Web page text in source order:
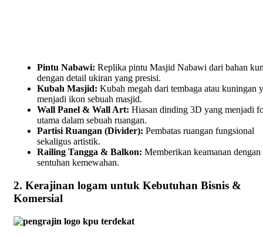
Pintu Nabawi: Replika pintu Masjid Nabawi dari bahan
dengan detail ukiran yang presisi.
Kubah Masjid: Kubah megah dari tembaga atau kuningan
menjadi ikon sebuah masjid.
Wall Panel & Wall Art: Hiasan dinding 3D yang menjadi
utama dalam sebuah ruangan.
Partisi Ruangan (Divider): Pembatas ruangan fungsional
sekaligus artistik.
Railing Tangga & Balkon: Memberikan keamanan dengan
sentuhan kemewahan.
2. Kerajinan logam untuk Kebutuhan Bisnis &
Komersial